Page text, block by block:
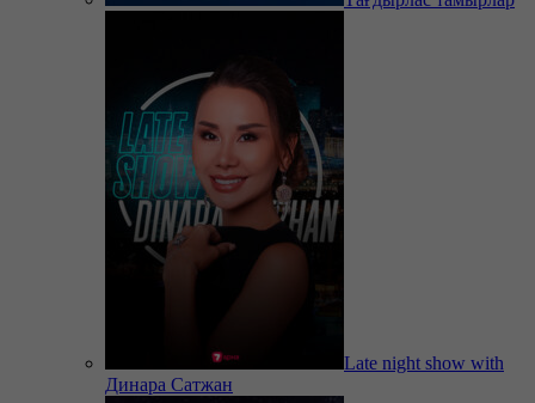
Late night show with
Динара Сатжан